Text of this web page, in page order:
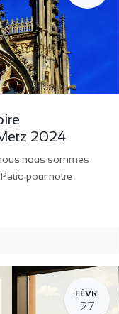
2024
nous sommes
pour notre
FÉVR.
27